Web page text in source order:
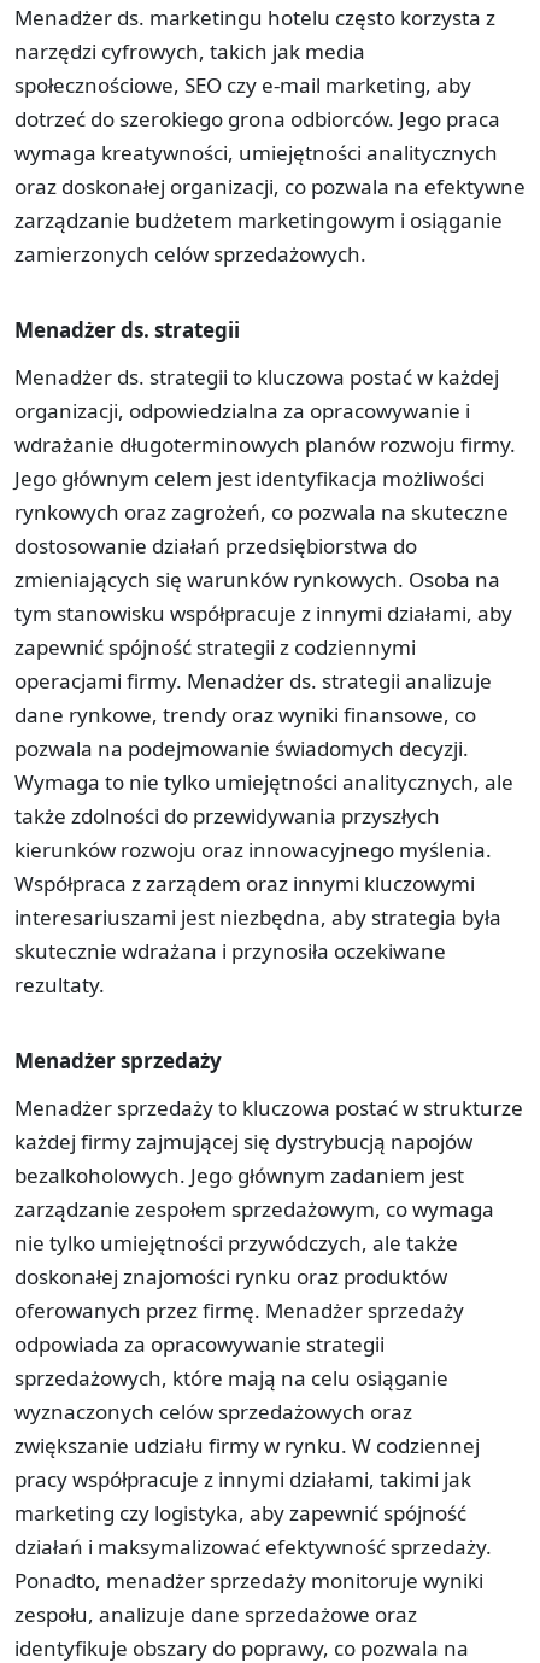
Menadżer ds. marketingu hotelu często korzysta z
narzędzi cyfrowych, takich jak media
społecznościowe, SEO czy e-mail marketing, aby
dotrzeć do szerokiego grona odbiorców. Jego praca
wymaga kreatywności, umiejętności analitycznych
oraz doskonałej organizacji, co pozwala na efektywne
zarządzanie budżetem marketingowym i osiąganie
zamierzonych celów sprzedażowych.
Menadżer ds. strategii
Menadżer ds. strategii to kluczowa postać w każdej
organizacji, odpowiedzialna za opracowywanie i
wdrażanie długoterminowych planów rozwoju firmy.
Jego głównym celem jest identyfikacja możliwości
rynkowych oraz zagrożeń, co pozwala na skuteczne
dostosowanie działań przedsiębiorstwa do
zmieniających się warunków rynkowych. Osoba na
tym stanowisku współpracuje z innymi działami, aby
zapewnić spójność strategii z codziennymi
operacjami firmy. Menadżer ds. strategii analizuje
dane rynkowe, trendy oraz wyniki finansowe, co
pozwala na podejmowanie świadomych decyzji.
Wymaga to nie tylko umiejętności analitycznych, ale
także zdolności do przewidywania przyszłych
kierunków rozwoju oraz innowacyjnego myślenia.
Współpraca z zarządem oraz innymi kluczowymi
interesariuszami jest niezbędna, aby strategia była
skutecznie wdrażana i przynosiła oczekiwane
rezultaty.
Menadżer sprzedaży
Menadżer sprzedaży to kluczowa postać w strukturze
każdej firmy zajmującej się dystrybucją napojów
bezalkoholowych. Jego głównym zadaniem jest
zarządzanie zespołem sprzedażowym, co wymaga
nie tylko umiejętności przywódczych, ale także
doskonałej znajomości rynku oraz produktów
oferowanych przez firmę. Menadżer sprzedaży
odpowiada za opracowywanie strategii
sprzedażowych, które mają na celu osiąganie
wyznaczonych celów sprzedażowych oraz
zwiększanie udziału firmy w rynku. W codziennej
pracy współpracuje z innymi działami, takimi jak
marketing czy logistyka, aby zapewnić spójność
działań i maksymalizować efektywność sprzedaży.
Ponadto, menadżer sprzedaży monitoruje wyniki
zespołu, analizuje dane sprzedażowe oraz
identyfikuje obszary do poprawy, co pozwala na